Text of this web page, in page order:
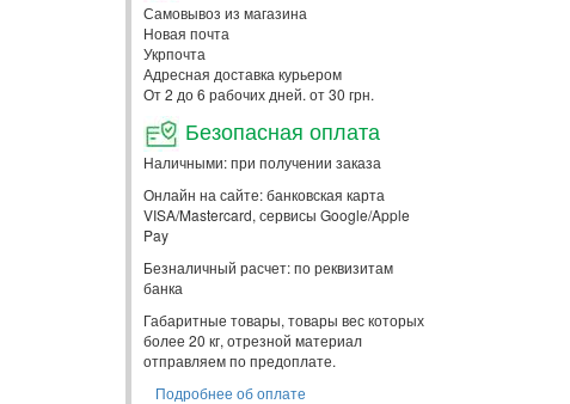
Самовывоз из магазина
Новая почта
Укрпочта
Адресная доставка курьером
От 2 до 6 рабочих дней. от 30 грн.
Безопасная оплата
Наличными: при получении заказа
Онлайн на сайте: банковская карта
VISA/Mastercard, сервисы Google/Apple
Pay
Безналичный расчет: по реквизитам
банка
Габаритные товары, товары вес которых
более 20 кг, отрезной материал
отправляем по предоплате.
Подробнее об оплате